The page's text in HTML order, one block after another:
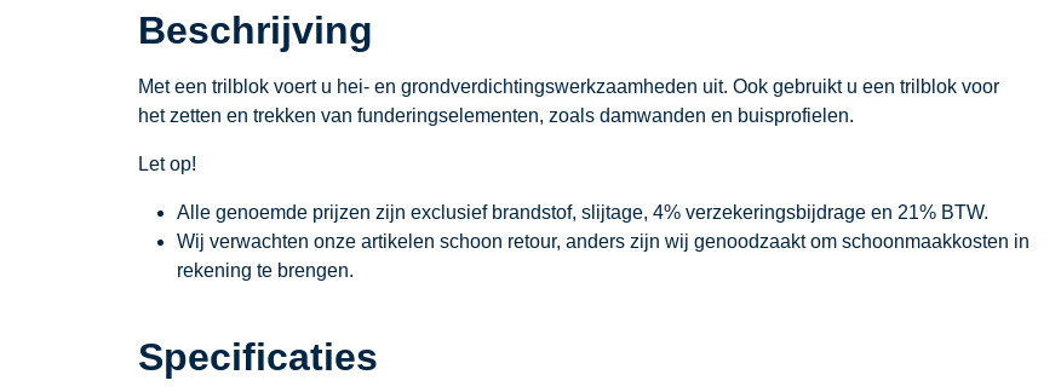
Beschrijving
Met een trilblok voert u hei- en grondverdichtingswerkzaamheden uit. Ook gebruikt u een trilblok voor
het zetten en trekken van funderingselementen, zoals damwanden en buisprofielen.
Let op!
Alle genoemde prijzen zijn exclusief brandstof, slijtage, 4% verzekeringsbijdrage en 21% BTW.
Wij verwachten onze artikelen schoon retour, anders zijn wij genoodzaakt om schoonmaakkosten in
rekening te brengen.
Specificaties